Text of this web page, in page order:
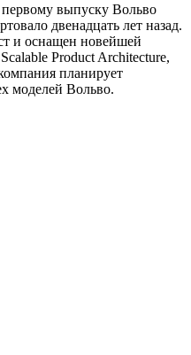
выпуску Вольво
двенадцать лет назад.
и оснащен новейшей
Product Architecture,
планирует
моделей Вольво.